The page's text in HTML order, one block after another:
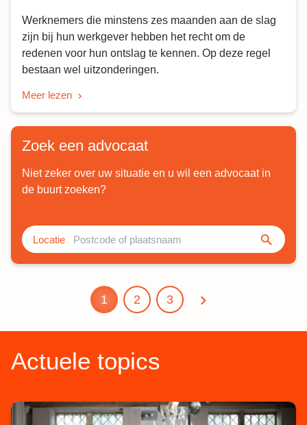
Werknemers die minstens zes maanden aan de slag
zijn bij hun werkgever hebben het recht om de
redenen voor hun ontslag te kennen. Op deze regel
bestaan wel uitzonderingen.
Meer lezen
Zoek een advocaat
Niet zeker over uw situatie en u wil een advocaat in
de buurt zoeken?
Locatie Zoeken
pagina
1
pagina
2
pagina
3 Volgende pagina
Actuele topics